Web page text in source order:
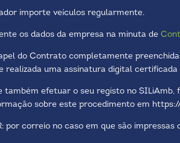
importe veículos regularmente.
os dados da empresa na minuta de
do Contrato completamente
uma assinatura digital
efetuar o seu registo no SILiAmb,
sobre este procedimento em
por correio no caso em que são